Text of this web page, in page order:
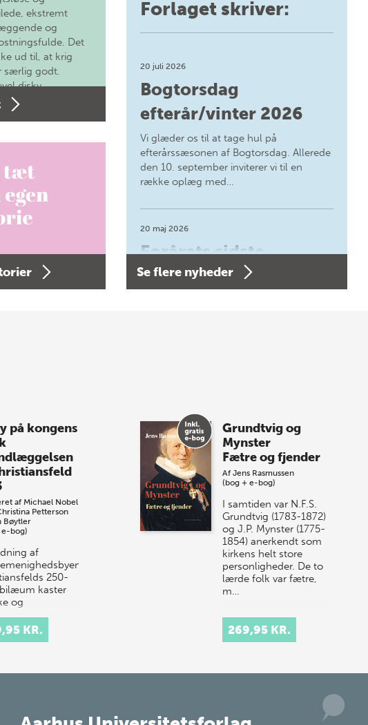
ekstremt
og
Det
ud til, at krig
særlig godt.
diskv…
Forlaget skriver:
20 juli 2026
Bogtorsdag
efterår/vinter 2026
Vi glæder os til at tage hul på
efterårssæsonen af Bogtorsdag. Allerede
den 10. september inviterer vi til en
række oplæg med…
20 maj 2026
Forårets sidste
Bogtorsdag 11. juni
Spar op til 70% til
sommer-lagersalg!
Vi gentager succesen og inviterer igen i
år til vores store sommer-lagersalg,
så sæt kryds i kalenderen onsdag den
10. j…
Se flere nyheder
på kongens
af Michael Nobel
Petterson
Bøytler
e-bog)
af
250-
kaster
og
over
for
KR.
Grundtvig og
Mynster
Fætre og fjender
AfJens Rasmussen
(bog + e-bog)
I samtiden var N.F.S.
Grundtvig (1783-1872)
og J.P. Mynster (1775-
1854) anerkendt som
kirkens helt store
personligheder. De to
lærde folk var fætre,
m…
269,95 KR.